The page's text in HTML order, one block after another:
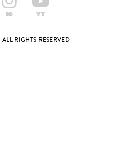
RIGHTS RESERVED